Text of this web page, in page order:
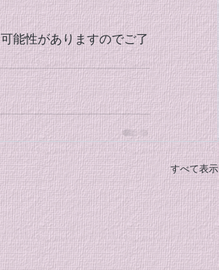
能性がありますのでご了
すべて表示